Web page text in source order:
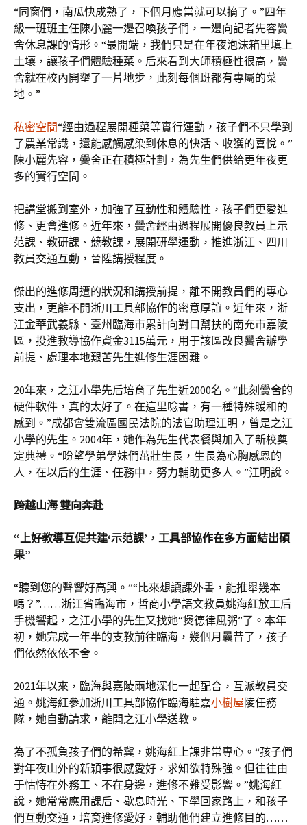
“同窗們，南瓜快成熟了，下個月應當就可以摘了。”四年
級一班班主任陳小麗一邊召喚孩子們，一邊向記者先容黌
舍休息課的情形。“最開端，我們只是在年夜泡沫箱里填上
土壤，讓孩子們體驗種菜。后來看到大師積極性很高，黌
舍就在校內開墾了一片地步，此刻每個班都有專屬的菜
地。”
私密空間“經由過程展開種菜等實行運動，孩子們不只學到
了農業常識，還能感觸感染到休息的快活、收獲的喜悅。”
陳小麗先容，黌舍正在積極計劃，為先生們供給更年夜更
多的實行空間。
把講堂搬到室外，加強了互動性和體驗性，孩子們更愛進
修、更會進修。近年來，黌舍經由過程展開優良教員上示
范課、教研課、競教課，展開研學運動，推進浙江、四川
教員交通互動，晉陞講授程度。
傑出的進修周遭的狀況和講授前提，離不開教員們的專心
支出，更離不開浙川工具部協作的密意厚誼。近年來，浙
江金華武義縣、臺州臨海市累計向對口幫扶的南充市嘉陵
區，投進教導協作資金3115萬元，用于該區改良黌舍辦學
前提、處理本地艱苦先生進修生涯困難。
20年來，之江小學先后培育了先生近2000名。“此刻黌舍的
硬件軟件，真的太好了。在這里唸書，有一種特殊暖和的
感到。”成都會雙流區國民法院的法官助理江明，曾是之江
小學的先生。2004年，她作為先生代表餐與加入了新校奠
定典禮。“盼望學弟學妹們茁壯生長，生長為心胸感恩的
人，在以后的生涯、任務中，努力輔助更多人。”江明說。
跨越山海 雙向奔赴
“上好教導互促共建‘示范課’，工具部協作在多方面結出碩
果”
“聽到您的聲響好高興。”“比來想讀課外書，能推舉幾本
嗎？”……浙江省臨海市，哲商小學語文教員姚海紅放工后
手機響起，之江小學的先生又找她“煲德律風粥”了。本年
初，她完成一年半的支教前往臨海，幾個月曩昔了，孩子
們依然依依不舍。
2021年以來，臨海與嘉陵兩地深化一起配合，互派教員交
通。姚海紅參加浙川工具部協作臨海駐嘉小樹屋陵任務
隊，她自動請求，離開之江小學送教。
為了不孤負孩子們的希冀，姚海紅上課非常專心。“孩子們
對年夜山外的新穎事很感愛好，求知欲特殊強。但往往由
于怙恃在外務工、不在身邊，進修不難受影響。”姚海紅
說，她常常應用課后、歇息時光、下學回家路上，和孩子
們互動交通，培育進修愛好，輔助他們建立進修目的……